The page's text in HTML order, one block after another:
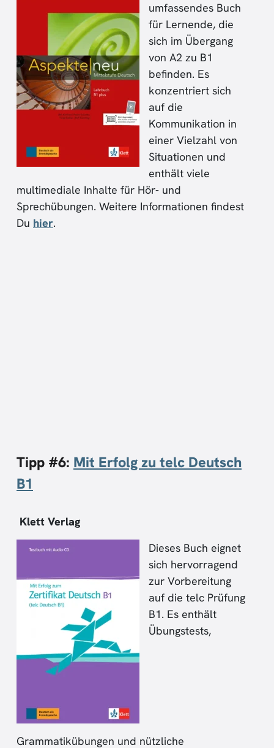
umfassendes Buch
für Lernende, die
sich im Übergang
von A2 zu B1
befinden. Es
konzentriert sich
auf die
Kommunikation in
einer Vielzahl von
Situationen und
enthält viele
multimediale Inhalte für Hör- und
Sprechübungen. Weitere Informationen findest
Du hier.
Tipp #6: Mit Erfolg zu telc Deutsch
B1
Klett Verlag
Dieses Buch eignet
sich hervorragend
zur Vorbereitung
auf die telc Prüfung
B1. Es enthält
Übungstests,
Grammatikübungen und nützliche